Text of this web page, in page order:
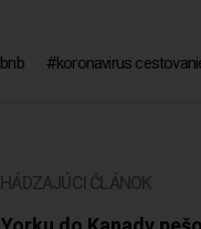
koronavirus
ČLÁNOK